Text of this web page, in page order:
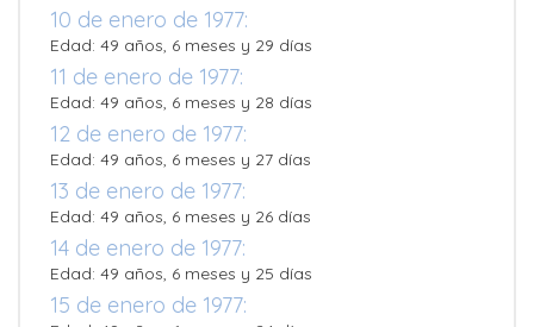
10 de enero de 1977:
Edad: 49 años, 6 meses y 29 días
11 de enero de 1977:
Edad: 49 años, 6 meses y 28 días
12 de enero de 1977:
Edad: 49 años, 6 meses y 27 días
13 de enero de 1977:
Edad: 49 años, 6 meses y 26 días
14 de enero de 1977:
Edad: 49 años, 6 meses y 25 días
15 de enero de 1977: